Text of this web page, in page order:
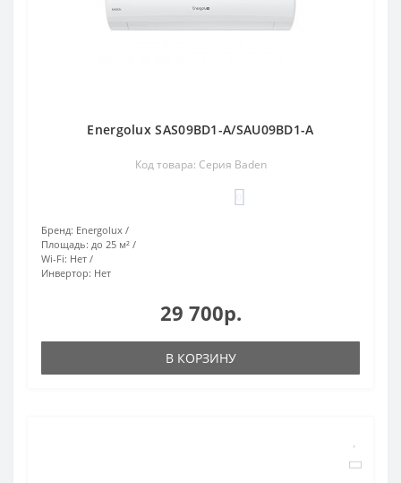
Energolux SAS09BD1-A/SAU09BD1-A
Код товара: Серия Baden
Бренд: Energolux
Площадь: до 25 м²
Wi-Fi: Нет
Инвертор: Нет
29 700р.
В КОРЗИНУ